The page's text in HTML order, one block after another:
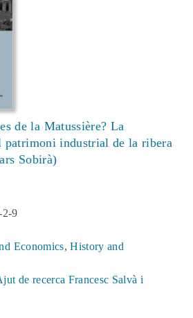
de la Matussière? La
industrial de la ribera
Sobirà)
9
Economics,History and
de recerca Francesc Salvà i